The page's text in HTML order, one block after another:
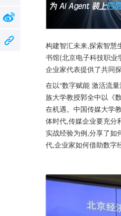
构建智汇未来,探索智
书馆(北京电子科技职业
企业家代表提供了共同
在以“数字赋能 激活流
族大学教授郭全中以《
在机遇。中国传媒大学
体时代,传媒企业要充分
实战经验为例,分享了如
代,企业家如何借助数字